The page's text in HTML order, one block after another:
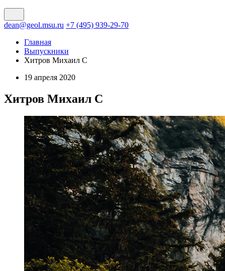
dean@geol.msu.ru +7 (495) 939-29-70
Главная
Выпускники
Хитров Михаил С
19 апреля 2020
Хитров Михаил С